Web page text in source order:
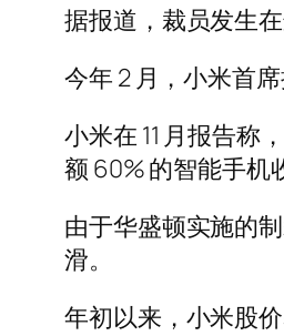
据报道，裁员发生
今年 2 月，小米首
小米在 11 月报告称
额 60% 的智能手机
由于华盛顿实施的
滑。
年初以来，小米股